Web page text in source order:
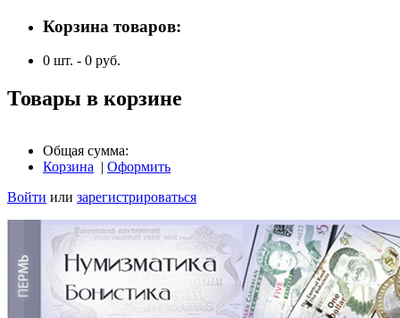
Корзина товаров:
0 шт. - 0 руб.
Товары в корзине
Общая сумма:
Корзина | Оформить
Войти или зарегистрироваться